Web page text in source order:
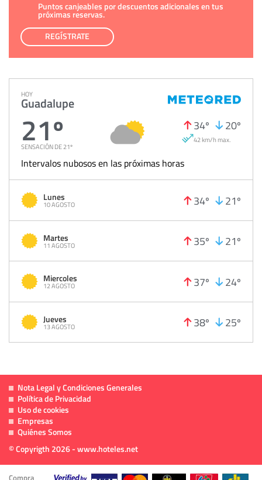
Puntos canjeables por descuentos adicionales en tus
próximas reservas.
REGÍSTRATE
HOY
Guadalupe
21º
SENSACIÓN DE 21º
34º 20º
42 km/h max.
Intervalos nubosos en las próximas horas
Lunes
10 AGOSTO 34º 21º
Martes
11 AGOSTO 35º 21º
Miercoles
12 AGOSTO 37º 24º
Jueves
13 AGOSTO 38º 25º
Nota Legal y Condiciones Generales
Política de Privacidad
Uso de cookies
Empresas
Quiénes Somos
© Copyrigth 2026 - www.hoteles.net
Compra